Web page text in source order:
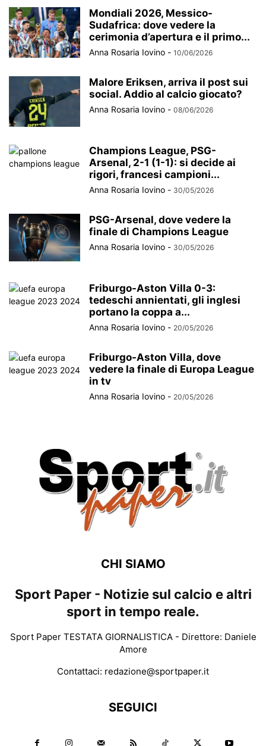
Mondiali 2026, Messico-
Sudafrica: dove vedere la
cerimonia d’apertura e il primo...
Anna Rosaria Iovino - 10/06/2026
Malore Eriksen, arriva il post sui
social. Addio al calcio giocato?
Anna Rosaria Iovino - 08/06/2026
Champions League, PSG-
Arsenal, 2-1 (1-1): si decide ai
rigori, francesi campioni...
Anna Rosaria Iovino - 30/05/2026
PSG-Arsenal, dove vedere la
finale di Champions League
Anna Rosaria Iovino - 30/05/2026
Friburgo-Aston Villa 0-3:
tedeschi annientati, gli inglesi
portano la coppa a...
Anna Rosaria Iovino - 20/05/2026
Friburgo-Aston Villa, dove
vedere la finale di Europa League
in tv
Anna Rosaria Iovino - 20/05/2026
CHI SIAMO
Sport Paper - Notizie sul calcio e altri
sport in tempo reale.
Sport Paper TESTATA GIORNALISTICA - Direttore: Daniele
Amore
Contattaci: redazione@sportpaper.it
SEGUICI